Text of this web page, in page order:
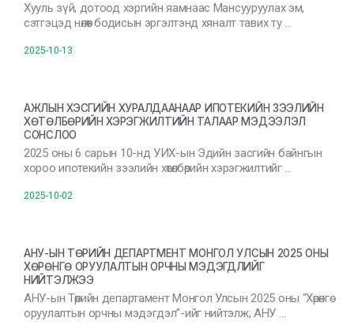
Хууль зүй, дотоод хэргийн яамнаас Мансууруулах эм,
сэтгэцэд нөлөөт бодисын эргэлтэнд хяналт тавих ту …
2025-10-13
АЖЛЫН ХЭСГИЙН ХУРАЛДААНААР ИПОТЕКИЙН ЗЭЭЛИЙН
ХӨТӨЛБӨРИЙН ХЭРЭГЖИЛТИЙН ТАЛААР МЭДЭЭЛЭЛ
СОНСЛОО
2025 оны 6 сарын 10-нд УИХ-ын Эдийн засгийн байнгын
хороо ипотекийн зээлийн хөтөлбөрийн хэрэгжилтийг …
2025-10-02
АНУ-ЫН ТӨРИЙН ДЕПАРТМЕНТ МОНГОЛ УЛСЫН 2025 ОНЫ
ХӨРӨНГӨ ОРУУЛАЛТЫН ОРЧНЫ МЭДЭГДЛИЙГ
НИЙТЭЛЖЭЭ
АНУ-ын Төрийн департамент Монгол Улсын 2025 оны “Хөрөнгө
оруулалтын орчны мэдэгдэл”-ийг нийтэлж, АНУ …